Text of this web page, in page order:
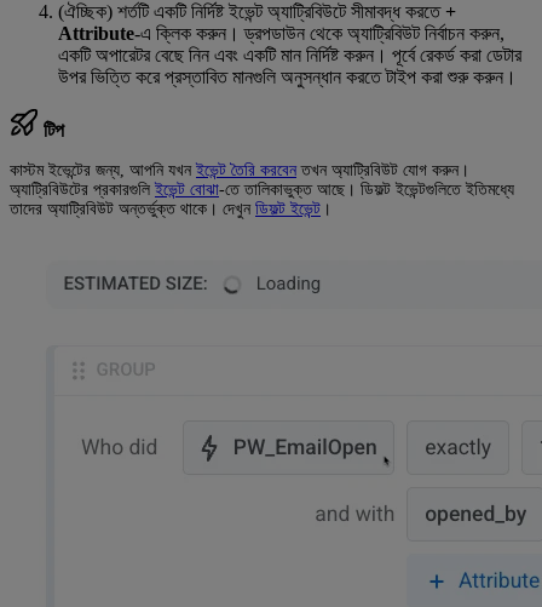
(ঐচ্ছিক) শর্তটি একটি নির্দিষ্ট ইভেন্ট অ্যাট্রিবিউটে সীমাবদ্ধ করতে +
Attribute-এ ক্লিক করুন। ড্রপডাউন থেকে অ্যাট্রিবিউট নির্বাচন করুন,
একটি অপারেটর বেছে নিন এবং একটি মান নির্দিষ্ট করুন। পূর্বে রেকর্ড করা ডেটার
উপর ভিত্তি করে প্রস্তাবিত মানগুলি অনুসন্ধান করতে টাইপ করা শুরু করুন।
টিপ
কাস্টম ইভেন্টের জন্য, আপনি যখন ইভেন্ট তৈরি করবেন তখন অ্যাট্রিবিউট যোগ করুন।
অ্যাট্রিবিউটের প্রকারগুলি ইভেন্ট বোঝা-তে তালিকাভুক্ত আছে। ডিফল্ট ইভেন্টগুলিতে ইতিমধ্যে
তাদের অ্যাট্রিবিউট অন্তর্ভুক্ত থাকে। দেখুন ডিফল্ট ইভেন্ট ।